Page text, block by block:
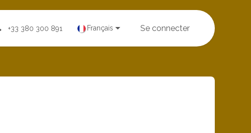
+33 380 300 891 Français Se connecter